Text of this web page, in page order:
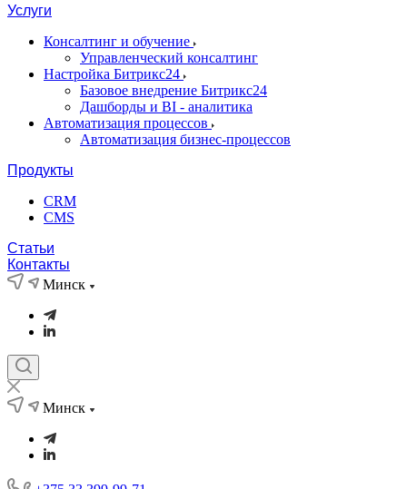
Услуги
Консалтинг и обучение
Управленческий консалтинг
Настройка Битрикс24
Базовое внедрение Битрикс24
Дашборды и BI - аналитика
Автоматизация процессов
Автоматизация бизнес-процессов
Продукты
CRM
CMS
Статьи
Контакты
Минск
Минск